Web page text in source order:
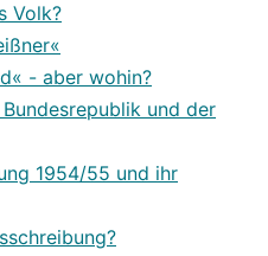
Volk?
- aber wohin?
und der
1954/55 und ihr